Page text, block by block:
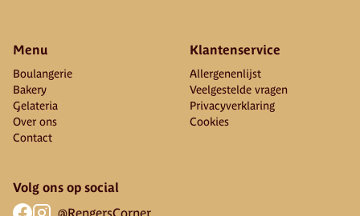
Menu
Boulangerie
Bakery
Gelateria
Over ons
Contact
Klantenservice
Allergenenlijst
Veelgestelde vragen
Privacyverklaring
Cookies
Volg ons op social
@RengersCorner